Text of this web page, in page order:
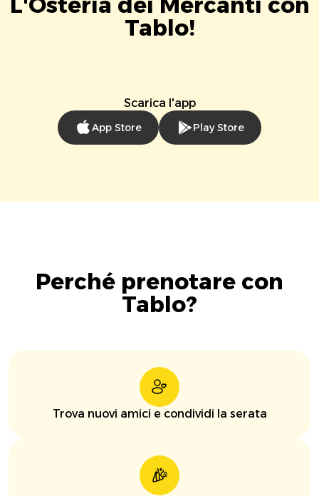
Tablo!
Scarica l'app
App Store Play Store
Perché prenotare con
Tablo?
Trova nuovi amici e condividi la serata